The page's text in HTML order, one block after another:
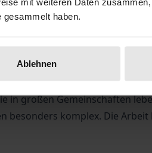
gesammelt haben.
Ablehnen
Bibliografische
Wichtigkeit von Verfassungen
innerhalb der Gesellschaft
in großen Gemeinschaften
besonders komplex. Die